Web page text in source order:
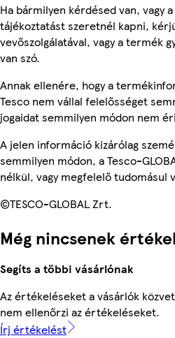
Ha bármilyen kérdésed van, vagy
tájékoztatást szeretnél kapni,
vevőszolgálatával, vagy a termék
van szó.
Annak ellenére, hogy a
Tesco nem vállal felelősséget
jogaidat semmilyen módon nem
A jelen információ kizárólag
semmilyen módon, a Tesco-
nélkül, vagy megfelelő tudomásul
©TESCO-GLOBAL Zrt.
Még nincsenek
Segíts a többi vásárlónak
Az értékeléseket a vásárlók
nem ellenőrzi az értékeléseket.
Írj értékelést